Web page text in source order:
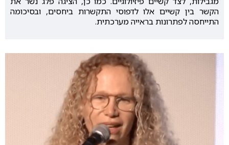
הקשר בין קשיים אלו לדפוסי התקשרות ביחסים, ובסיכומה
התייחסה לפתרונות בראייה מערכתית.